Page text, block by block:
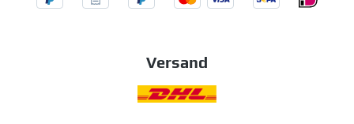
Versand